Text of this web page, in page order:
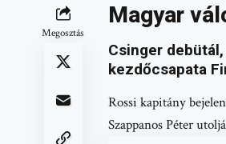
Megosztás
Magyar
Csinger
kezdőcsapata
Rossi kapitány
Szappanos Péter